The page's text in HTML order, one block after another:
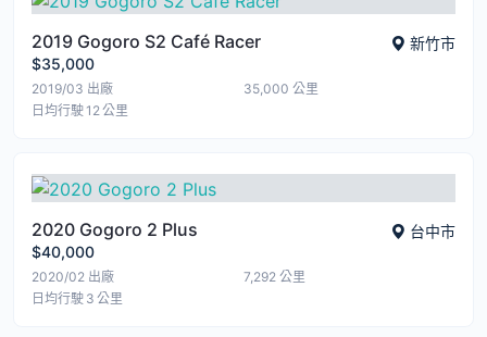
2019 Gogoro S2 Café Racer
$35,000
新竹市
2019/03 出廠 35,000 公里
日均行駛 12 公里
2020 Gogoro 2 Plus
$40,000
台中市
2020/02 出廠 7,292 公里
日均行駛 3 公里